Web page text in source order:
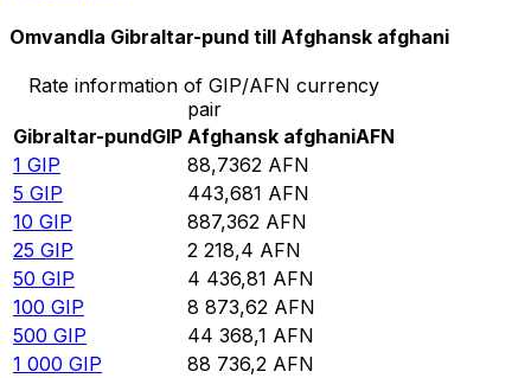
Omvandla Gibraltar-pund till Afghansk afghani
Rate information of GIP/AFN currency
pair
Gibraltar-pundGIP Afghansk afghaniAFN
1 GIP 88,7362 AFN
5 GIP 443,681 AFN
10 GIP 887,362 AFN
25 GIP 2 218,4 AFN
50 GIP 4 436,81 AFN
100 GIP 8 873,62 AFN
500 GIP 44 368,1 AFN
1 000 GIP 88 736,2 AFN